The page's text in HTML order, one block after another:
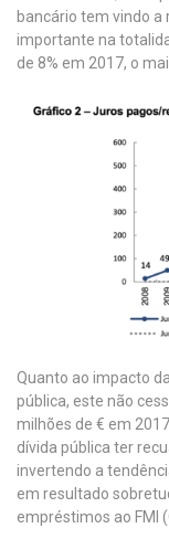
bancário tem vindo
importante na
de 8% em 2017, o
Quanto ao impacto
pública, este não
milhões de € em
dívida pública ter
invertendo a
em resultado
empréstimos ao FMI